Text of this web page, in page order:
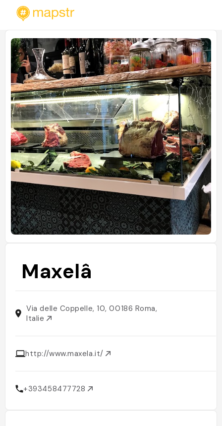
Maxelâ
Via delle Coppelle, 10, 00186 Roma,
Italie
http://www.maxela.it/
+393458477728